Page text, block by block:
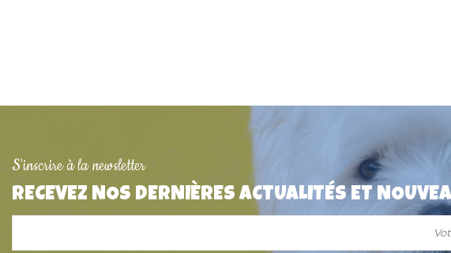
S'inscrire à la newsletter
RECEVEZ NOS DERNIÈRES ACTUALITÉS ET